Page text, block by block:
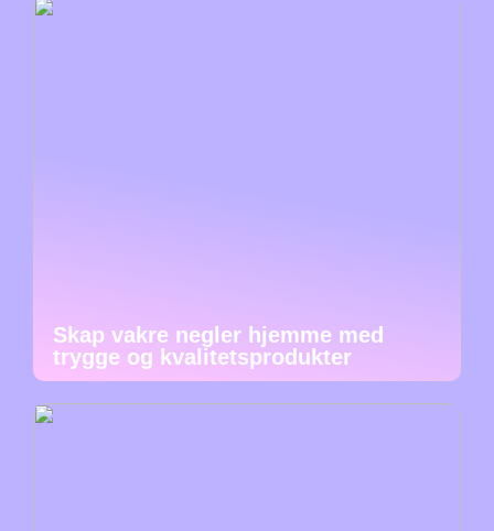
Skap vakre negler hjemme med
trygge og kvalitetsprodukter